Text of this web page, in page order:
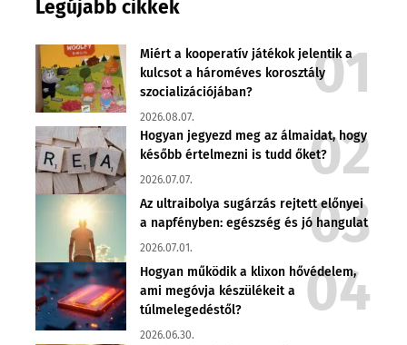
Legújabb cikkek
Miért a kooperatív játékok jelentik a
kulcsot a hároméves korosztály
szocializációjában?
2026.08.07.
Hogyan jegyezd meg az álmaidat, hogy
később értelmezni is tudd őket?
2026.07.07.
Az ultraibolya sugárzás rejtett előnyei
a napfényben: egészség és jó hangulat
2026.07.01.
Hogyan működik a klixon hővédelem,
ami megóvja készülékeit a
túlmelegedéstől?
2026.06.30.